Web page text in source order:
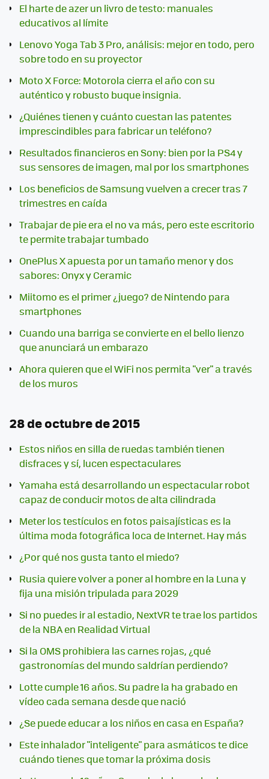
El harte de azer un livro de testo: manuales
educativos al límite
Lenovo Yoga Tab 3 Pro, análisis: mejor en todo, pero
sobre todo en su proyector
Moto X Force: Motorola cierra el año con su
auténtico y robusto buque insignia.
¿Quiénes tienen y cuánto cuestan las patentes
imprescindibles para fabricar un teléfono?
Resultados financieros en Sony: bien por la PS4 y
sus sensores de imagen, mal por los smartphones
Los beneficios de Samsung vuelven a crecer tras 7
trimestres en caída
Trabajar de pie era el no va más, pero este escritorio
te permite trabajar tumbado
OnePlus X apuesta por un tamaño menor y dos
sabores: Onyx y Ceramic
Miitomo es el primer ¿juego? de Nintendo para
smartphones
Cuando una barriga se convierte en el bello lienzo
que anunciará un embarazo
Ahora quieren que el WiFi nos permita "ver" a través
de los muros
28 de octubre de 2015
Estos niños en silla de ruedas también tienen
disfraces y sí, lucen espectaculares
Yamaha está desarrollando un espectacular robot
capaz de conducir motos de alta cilindrada
Meter los testículos en fotos paisajísticas es la
última moda fotográfica loca de Internet. Hay más
¿Por qué nos gusta tanto el miedo?
Rusia quiere volver a poner al hombre en la Luna y
fija una misión tripulada para 2029
Si no puedes ir al estadio, NextVR te trae los partidos
de la NBA en Realidad Virtual
Si la OMS prohibiera las carnes rojas, ¿qué
gastronomías del mundo saldrían perdiendo?
Lotte cumple 16 años. Su padre la ha grabado en
vídeo cada semana desde que nació
¿Se puede educar a los niños en casa en España?
Este inhalador "inteligente" para asmáticos te dice
cuándo tienes que tomar la próxima dosis